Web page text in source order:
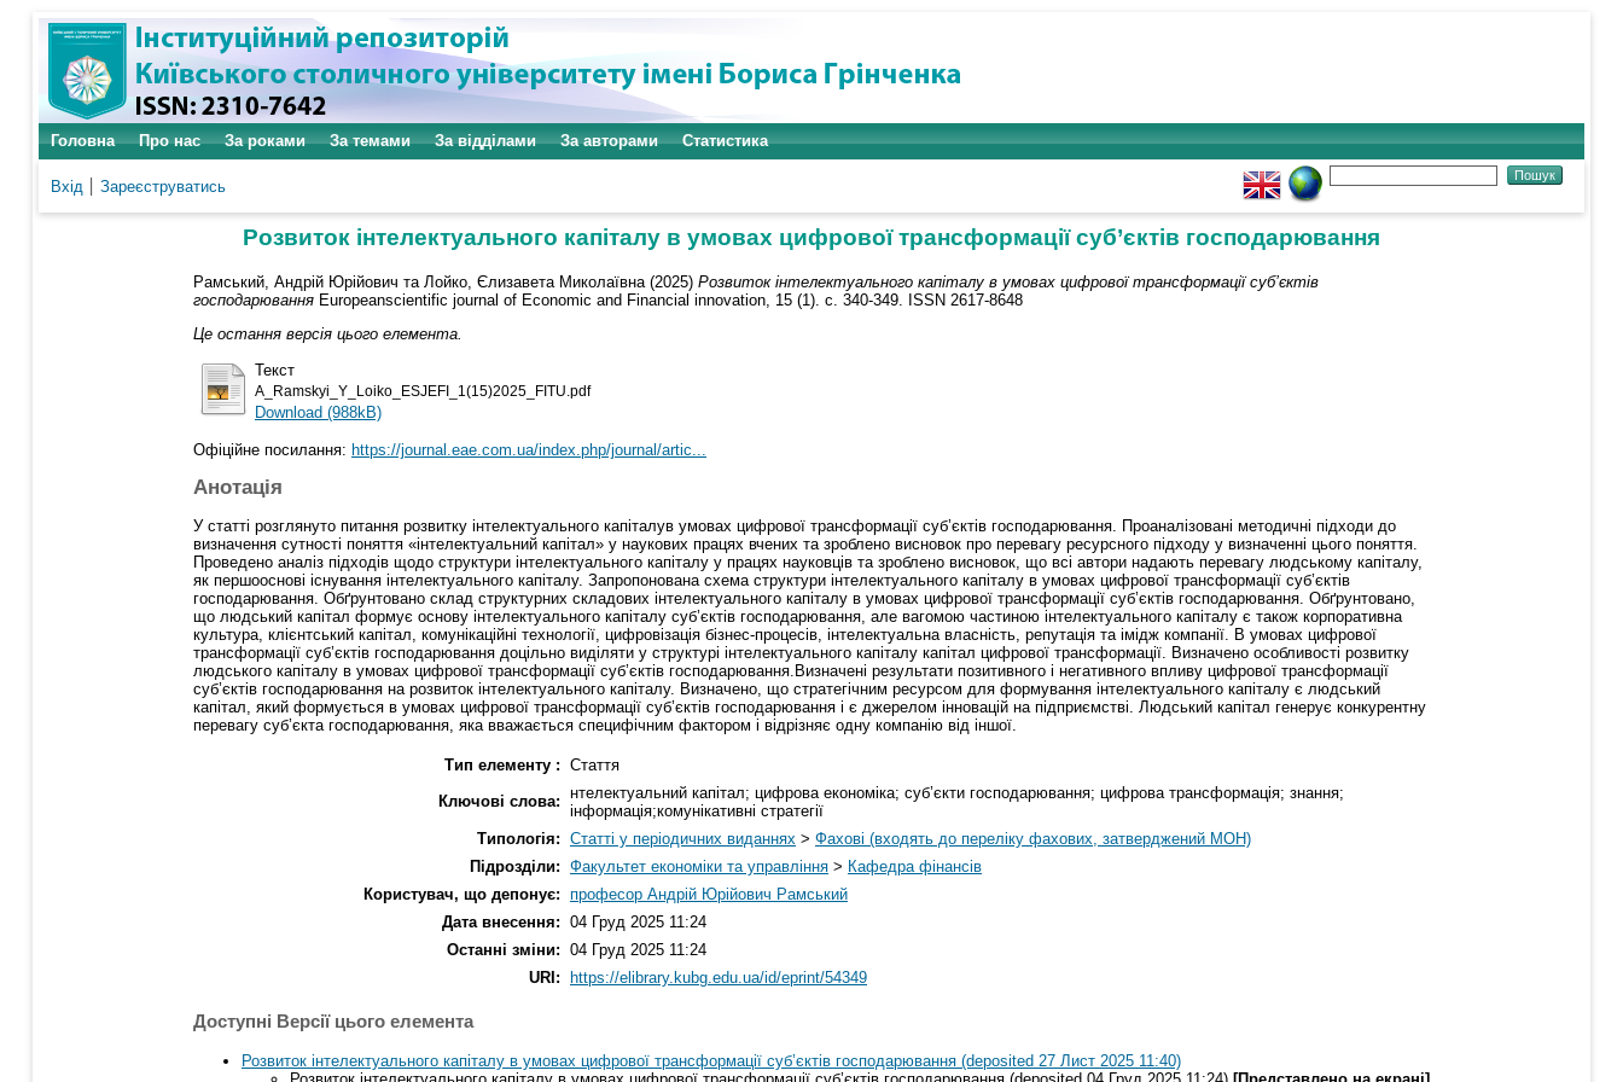
Головна Про нас За роками За темами За відділами За авторами Статистика
Вхід Зареєструватись
Розвиток інтелектуального капіталу в умовах цифрової трансформації суб’єктів господарювання
Рамський, Андрій Юрійович та Лойко, Єлизавета Миколаївна (2025) Розвиток інтелектуального капіталу в умовах цифрової трансформації суб’єктів
господарювання Europeanscientific journal of Economic and Financial innovation, 15 (1). с. 340-349. ISSN 2617-8648
Це остання версія цього елемента.
Текст
A_Ramskyi_Y_Loiko_ESJEFI_1(15)2025_FITU.pdf
Download (988kB)
Офіційне посилання: https://journal.eae.com.ua/index.php/journal/artic...
Анотація
У статті розглянуто питання розвитку інтелектуального капіталув умовах цифрової трансформації суб’єктів господарювання. Проаналізовані методичні підходи до
визначення сутності поняття «інтелектуальний капітал» у наукових працях вчених та зроблено висновок про перевагу ресурсного підходу у визначенні цього поняття.
Проведено аналіз підходів щодо структури інтелектуального капіталу у працях науковців та зроблено висновок, що всі автори надають перевагу людському капіталу,
як першооснові існування інтелектуального капіталу. Запропонована схема структури інтелектуального капіталу в умовах цифрової трансформації суб’єктів
господарювання. Обґрунтовано склад структурних складових інтелектуального капіталу в умовах цифрової трансформації суб’єктів господарювання. Обґрунтовано,
що людський капітал формує основу інтелектуального капіталу суб’єктів господарювання, але вагомою частиною інтелектуального капіталу є також корпоративна
культура, клієнтський капітал, комунікаційні технології, цифровізація бізнес-процесів, інтелектуальна власність, репутація та імідж компанії. В умовах цифрової
трансформації суб’єктів господарювання доцільно виділяти у структурі інтелектуального капіталу капітал цифрової трансформації. Визначено особливості розвитку
людського капіталу в умовах цифрової трансформації суб’єктів господарювання.Визначені результати позитивного і негативного впливу цифрової трансформації
суб’єктів господарювання на розвиток інтелектуального капіталу. Визначено, що стратегічним ресурсом для формування інтелектуального капіталу є людський
капітал, який формується в умовах цифрової трансформації суб’єктів господарювання і є джерелом інновацій на підприємстві. Людський капітал генерує конкурентну
перевагу суб’єкта господарювання, яка вважається специфічним фактором і відрізняє одну компанію від іншої.
Тип елементу : Стаття
Ключові слова: нтелектуальний капітал; цифрова економіка; суб’єкти господарювання; цифрова трансформація; знання;
інформація;комунікативні стратегії
Типологія: Статті у періодичних виданнях > Фахові (входять до переліку фахових, затверджений МОН)
Підрозділи: Факультет економіки та управління > Кафедра фінансів
Користувач, що депонує: професор Андрій Юрійович Рамський
Дата внесення: 04 Груд 2025 11:24
Останні зміни: 04 Груд 2025 11:24
URI:
https://elibrary.kubg.edu.ua/id/eprint/54349
Доступні Версії цього елемента
Розвиток інтелектуального капіталу в умовах цифрової трансформації суб’єктів господарювання (deposited 27 Лист 2025 11:40)
Розвиток інтелектуального капіталу в умовах цифрової трансформації суб’єктів господарювання (deposited 04 Груд 2025 11:24) [Представлено на екрані]